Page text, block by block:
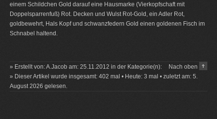
einem Schildchen Gold darauf eine Hausmarke (Vierkopfschaft mit
Doppelsparrenfuß) Rot. Decken und Wulst Rot-Gold, ein Adler Rot,
goldbewehrt, Hals Kopf und schwanzfedern Gold einen goldenen Fisch im
Schnabel haltend.
Nach oben
» Erstellt von: A.Jacob am: 25.11.2012 in der Kategorie(n):
» Dieser Artikel wurde insgesamt: 402 mal • Heute: 3 mal • zuletzt am: 5.
August 2026 gelesen.